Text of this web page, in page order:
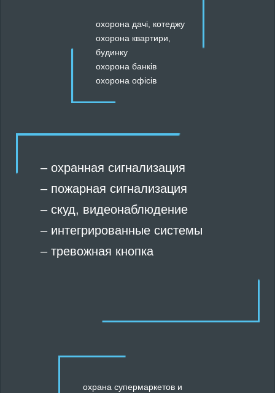
охорона дачі, котеджу
охорона квартири,
будинку
охорона банків
охорона офісів
– охранная сигнализация
– пожарная сигнализация
–скуд, видеонаблюдение
– интегрированные системы
– тревожная кнопка
охрана супермаркетов и